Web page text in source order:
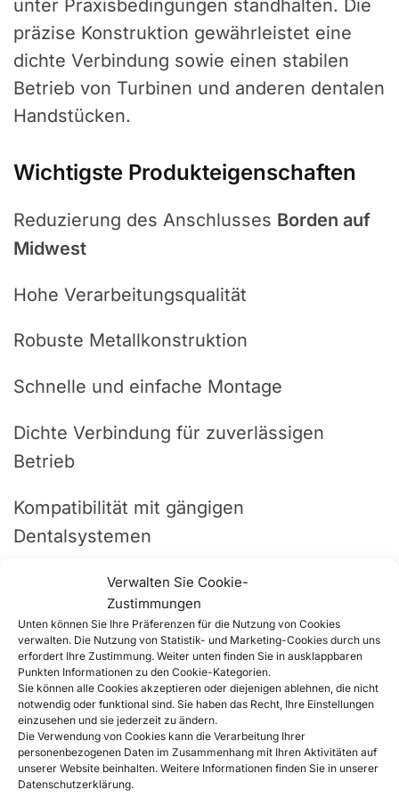
Verwalten Sie Cookie-
Zustimmungen
Unten können Sie Ihre Präferenzen für die Nutzung von Cookies
verwalten. Die Nutzung von Statistik- und Marketing-Cookies durch uns
erfordert Ihre Zustimmung. Weiter unten finden Sie in ausklappbaren
Punkten Informationen zu den Cookie-Kategorien.
Sie können alle Cookies akzeptieren oder diejenigen ablehnen, die nicht
notwendig oder funktional sind. Sie haben das Recht, Ihre Einstellungen
einzusehen und sie jederzeit zu ändern.
Die Verwendung von Cookies kann die Verarbeitung Ihrer
personenbezogenen Daten im Zusammenhang mit Ihren Aktivitäten auf
unserer Website beinhalten. Weitere Informationen finden Sie in unserer
Datenschutzerklärung.
unter Praxisbedingungen standhalten. Die
präzise Konstruktion gewährleistet eine
dichte Verbindung sowie einen stabilen
Betrieb von Turbinen und anderen dentalen
Handstücken.
Wichtigste Produkteigenschaften
Reduzierung des Anschlusses Borden auf
Midwest
Hohe Verarbeitungsqualität
Robuste Metallkonstruktion
Schnelle und einfache Montage
Dichte Verbindung für zuverlässigen
Betrieb
Kompatibilität mit gängigen
Dentalsystemen
Ideal für Zahnarztpraxen und
Servicebetriebe für Dentalgeräte
Anwendung
Der Adapter ist für den Einsatz in
Zahnarztpraxen, Zahnkliniken sowie
Servicewerkstätten vorgesehen. Er